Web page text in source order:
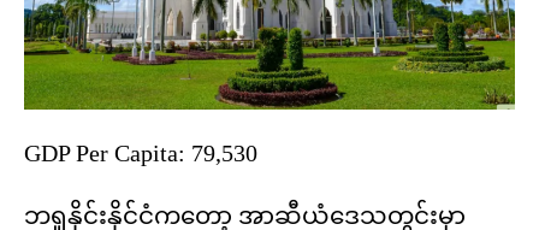
GDP Per Capita: 79,530
ဘရူနိုင်းနိုင်ငံကတော့ အာဆီယံဒေသတွင်းမှာ